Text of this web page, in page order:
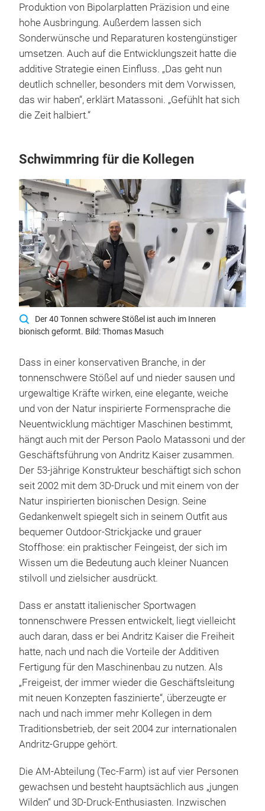
Produktion von Bipolarplatten Präzision und eine
hohe Ausbringung. Außerdem lassen sich
Sonderwünsche und Reparaturen kostengünstiger
umsetzen. Auch auf die Entwicklungszeit hatte die
additive Strategie einen Einfluss. „Das geht nun
deutlich schneller, besonders mit dem Vorwissen,
das wir haben“, erklärt Matassoni. „Gefühlt hat sich
die Zeit halbiert.“
Schwimmring für die Kollegen
Der 40 Tonnen schwere Stößel ist auch im Inneren
bionisch geformt. Bild: Thomas Masuch
Dass in einer konservativen Branche, in der
tonnenschwere Stößel auf und nieder sausen und
urgewaltige Kräfte wirken, eine elegante, weiche
und von der Natur inspirierte Formensprache die
Neuentwicklung mächtiger Maschinen bestimmt,
hängt auch mit der Person Paolo Matassoni und der
Geschäftsführung von Andritz Kaiser zusammen.
Der 53-jährige Konstrukteur beschäftigt sich schon
seit 2002 mit dem 3D-Druck und mit einem von der
Natur inspirierten bionischen Design. Seine
Gedankenwelt spiegelt sich in seinem Outfit aus
bequemer Outdoor-Strickjacke und grauer
Stoffhose: ein praktischer Feingeist, der sich im
Wissen um die Bedeutung auch kleiner Nuancen
stilvoll und zielsicher ausdrückt.
Dass er anstatt italienischer Sportwagen
tonnenschwere Pressen entwickelt, liegt vielleicht
auch daran, dass er bei Andritz Kaiser die Freiheit
hatte, nach und nach die Vorteile der Additiven
Fertigung für den Maschinenbau zu nutzen. Als
„Freigeist, der immer wieder die Geschäftsleitung
mit neuen Konzepten faszinierte“, überzeugte er
nach und nach immer mehr Kollegen in dem
Traditionsbetrieb, der seit 2004 zur internationalen
Andritz-Gruppe gehört.
Die AM-Abteilung (Tec-Farm) ist auf vier Personen
gewachsen und besteht hauptsächlich aus „jungen
Wilden“ und 3D-Druck-Enthusiasten. Inzwischen